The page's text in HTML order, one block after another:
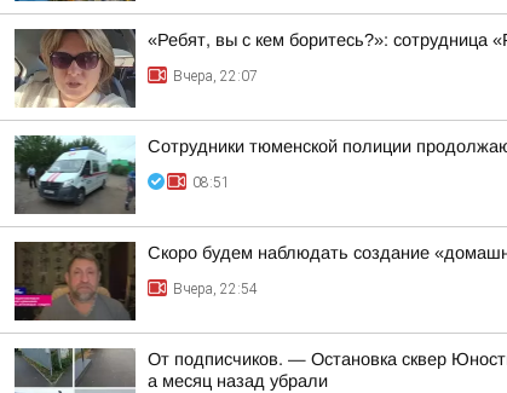
«Ребят, вы с кем боритесь?»: сотрудница
Вчера, 22:07
Сотрудники тюменской полиции
08:51
Скоро будем наблюдать создание
Вчера, 22:54
От подписчиков. — Остановка сквер
а месяц назад убрали